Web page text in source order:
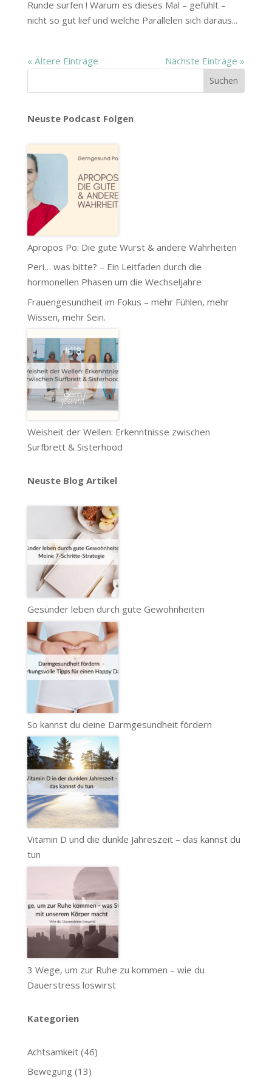
Runde surfen ! Warum es dieses Mal – gefühlt –
nicht so gut lief und welche Parallelen sich daraus...
« Ältere Einträge Nächste Einträge »
Neuste Podcast Folgen
Apropos Po: Die gute Wurst & andere Wahrheiten
Peri… was bitte? – Ein Leitfaden durch die
hormonellen Phasen um die Wechseljahre
Frauengesundheit im Fokus – mehr Fühlen, mehr
Wissen, mehr Sein.
Weisheit der Wellen: Erkenntnisse zwischen
Surfbrett & Sisterhood
Neuste Blog Artikel
Gesünder leben durch gute Gewohnheiten
So kannst du deine Darmgesundheit fördern
Vitamin D und die dunkle Jahreszeit – das kannst du
tun
3 Wege, um zur Ruhe zu kommen – wie du
Dauerstress loswirst
Kategorien
Achtsamkeit(46)
Bewegung (13)